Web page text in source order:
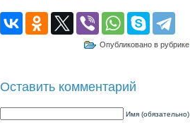
Опубликовано в рубрике
Оставить комментарий
Имя (обязательно)